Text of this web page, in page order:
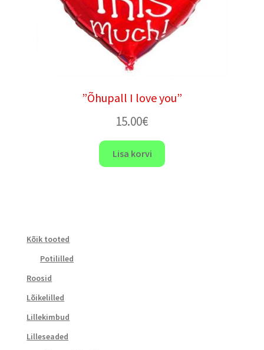
”Õhupall I love you”
15.00€
Lisa korvi
Kõik tooted
Potililled
Roosid
Lõikelilled
Lillekimbud
Lilleseaded